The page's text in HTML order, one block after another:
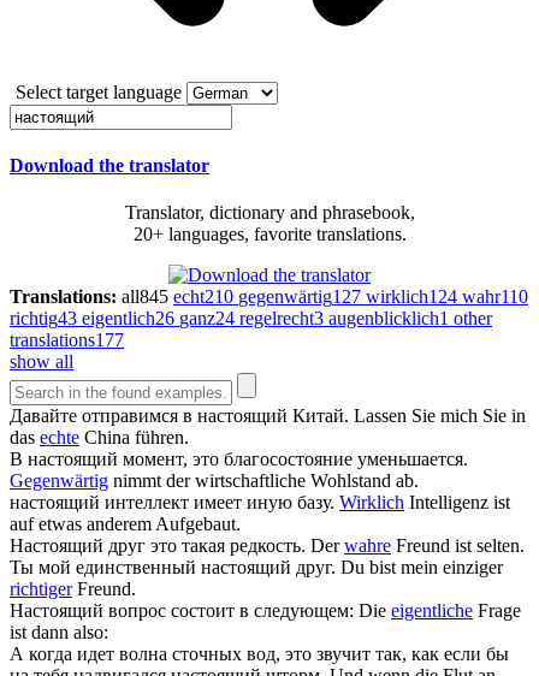
Select target language
Download the translator
Translator, dictionary and phrasebook,
20+ languages, favorite translations.
Translations: all845 echt210 gegenwärtig127 wirklich124 wahr110
richtig43 eigentlich26 ganz24 regelrecht3 augenblicklich1 other
translations177
show all
Давайте отправимся в настоящий Китай. Lassen Sie mich Sie in
das echte China führen.
В настоящий момент, это благосостояние уменьшается.
Gegenwärtig nimmt der wirtschaftliche Wohlstand ab.
настоящий интеллект имеет иную базу. Wirklich Intelligenz ist
auf etwas anderem Aufgebaut.
Настоящий друг это такая редкость. Derwahre Freund ist selten.
Ты мой единственный настоящий друг. Du bist mein einziger
richtigerFreund.
Настоящий вопрос состоит в следующем: Die eigentliche Frage
ist dann also:
А когда идет волна сточных вод, это звучит так, как если бы